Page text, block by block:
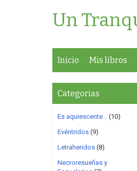
Un
Inicio Mis libros
Categorias
Es aquiescente... (10)
Evéntridos (9)
Letraheridos (8)
Necroresueñas y